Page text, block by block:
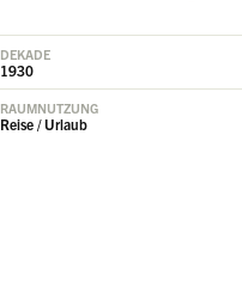
DEKADE
1930
RAUMNUTZUNG
Reise / Urlaub